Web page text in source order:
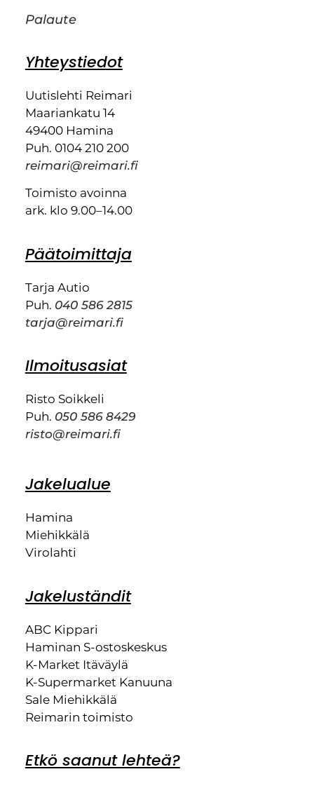
Palaute
Yhteystiedot
Uutislehti Reimari
Maariankatu 14
49400 Hamina
Puh. 0104 210 200
reimari@reimari.fi
Toimisto avoinna
ark. klo 9.00–14.00
Päätoimittaja
Tarja Autio
Puh. 040 586 2815
tarja@reimari.fi
Ilmoitusasiat
Risto Soikkeli
Puh. 050 586 8429
risto@reimari.fi
Jakelualue
Hamina
Miehikkälä
Virolahti
Jakeluständit
ABC Kippari
Haminan S-ostoskeskus
K-Market Itäväylä
K-Supermarket Kanuuna
Sale Miehikkälä
Reimarin toimisto
Etkö saanut lehteä?